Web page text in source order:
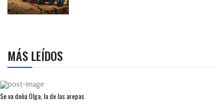
MÁS LEÍDOS
Se va doña Olga, la de las arepas